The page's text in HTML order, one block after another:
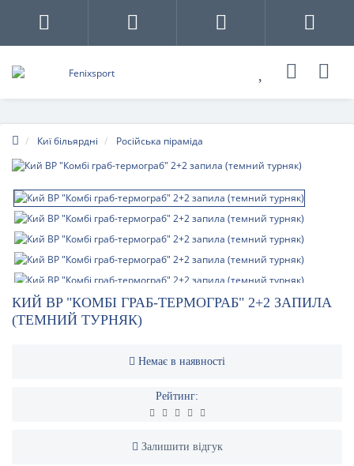
Киї більярдні Російська піраміда
КИЙ BP "КОМБІ ГРАБ-ТЕРМОГРАБ" 2+2 ЗАПИЛА
(ТЕМНИЙ ТУРНЯК)
Немає в наявності
Рейтинг:
Залишити відгук